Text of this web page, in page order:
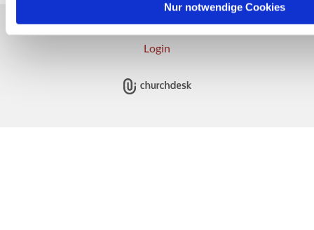
Nur notwendige Cookies
Impressum Datenschutzerklärung
ChurchDesk-
Login